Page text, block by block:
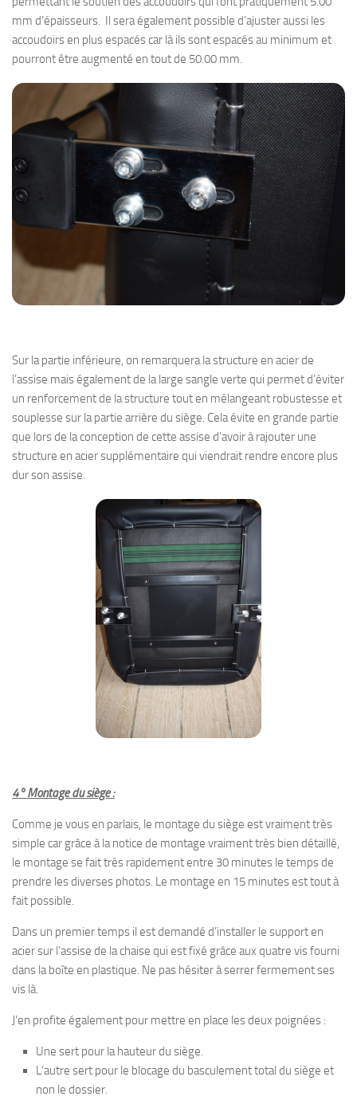
mm d’épaisseurs. Il sera également possible d’ajuster aussi les
accoudoirs en plus espacés car là ils sont espacés au minimum et
pourront être augmenté en tout de 50.00 mm.
Sur la partie inférieure, on remarquera la structure en acier de
l’assise mais également de la large sangle verte qui permet d’éviter
un renforcement de la structure tout en mélangeant robustesse et
souplesse sur la partie arrière du siège. Cela évite en grande partie
que lors de la conception de cette assise d’avoir à rajouter une
structure en acier supplémentaire qui viendrait rendre encore plus
dur son assise.
4° Montage du siège :
Comme je vous en parlais, le montage du siège est vraiment très
simple car grâce à la notice de montage vraiment très bien détaillé,
le montage se fait très rapidement entre 30 minutes le temps de
prendre les diverses photos. Le montage en 15 minutes est tout à
fait possible.
Dans un premier temps il est demandé d’installer le support en
acier sur l’assise de la chaise qui est fixé grâce aux quatre vis fourni
dans la boîte en plastique. Ne pas hésiter à serrer fermement ses
vis là.
J’en profite également pour mettre en place les deux poignées :
Une sert pour la hauteur du siège.
L’autre sert pour le blocage du basculement total du siège et
non le dossier.